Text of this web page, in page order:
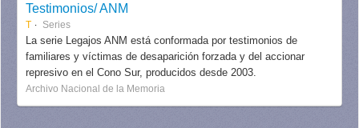
Testimonios/ ANM
T Series
La serie Legajos ANM está conformada por testimonios de
familiares y víctimas de desaparición forzada y del accionar
represivo en el Cono Sur, producidos desde 2003.
Archivo Nacional de la Memoria